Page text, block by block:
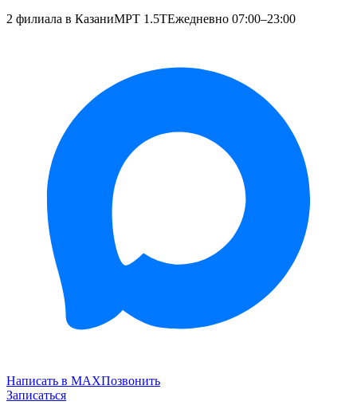
2 филиала в КазаниМРТ 1.5TЕжедневно 07:00–23:00
Написать в MAXПозвонить
Записаться